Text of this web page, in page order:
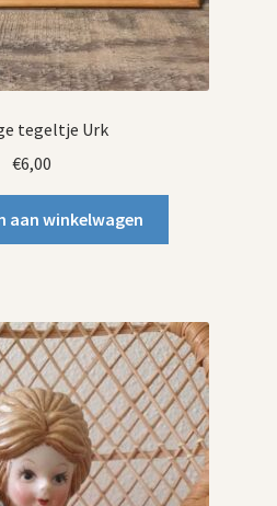
tegeltje Urk
€6,00
aan winkelwagen